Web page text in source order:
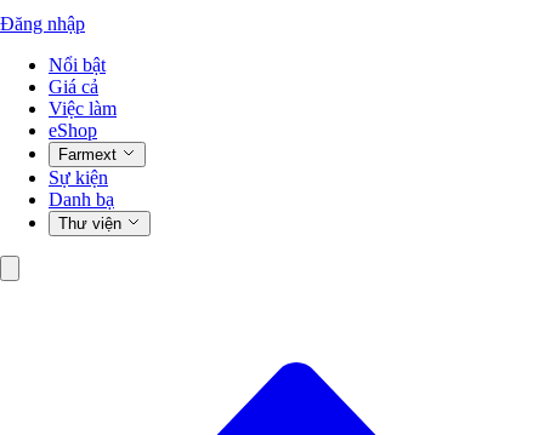
Đăng nhập
Nổi bật
Giá cả
Việc làm
eShop
Farmext
Sự kiện
Danh bạ
Thư viện